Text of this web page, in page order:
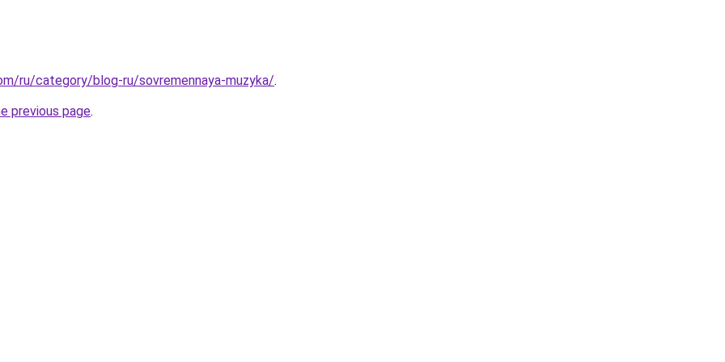
ru/category/blog-ru/sovremennaya-muzyka/.
previous page.